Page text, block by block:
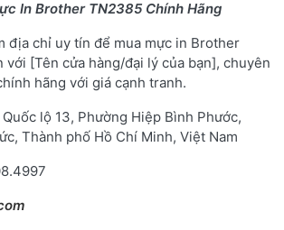
In Brother TN2385 Chính Hãng
địa chỉ uy tín để mua mực in Brother
với [Tên cửa hàng/đại lý của bạn], chuyên
hãng với giá cạnh tranh.
lộ 13, Phường Hiệp Bình Phước,
Thành phố Hồ Chí Minh, Việt Nam